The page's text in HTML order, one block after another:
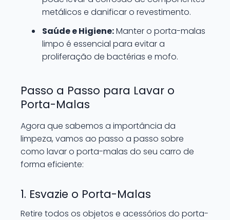
metálicos e danificar o revestimento.
Saúde e Higiene:Manter o porta-malas
limpo é essencial para evitar a
proliferação de bactérias e mofo.
Passo a Passo para Lavar o
Porta-Malas
Agora que sabemos a importância da
limpeza, vamos ao passo a passo sobre
como lavar o porta-malas do seu carro de
forma eficiente:
1. Esvazie o Porta-Malas
Retire todos os objetos e acessórios do porta-